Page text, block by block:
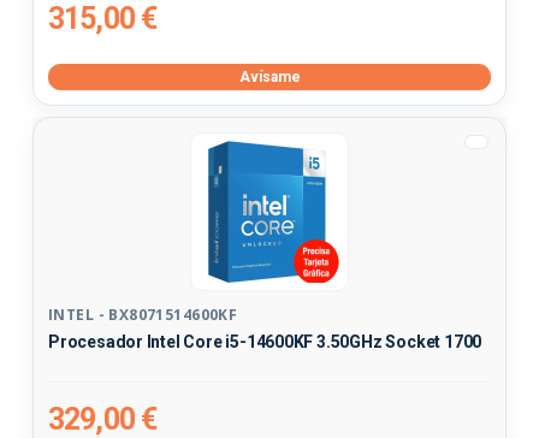
315,00 €
Avísame
INTEL - BX8071514600KF
Procesador Intel Core i5-14600KF 3.50GHz Socket 1700
329,00 €